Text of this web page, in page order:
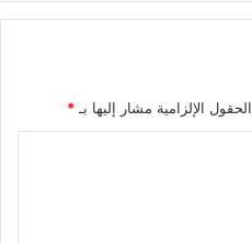
الحقول الإلزامية مشار إليها بـ *